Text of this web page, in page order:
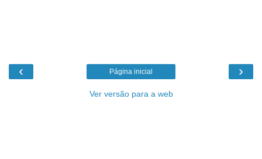
‹ ›
Página inicial
Ver versão para a web